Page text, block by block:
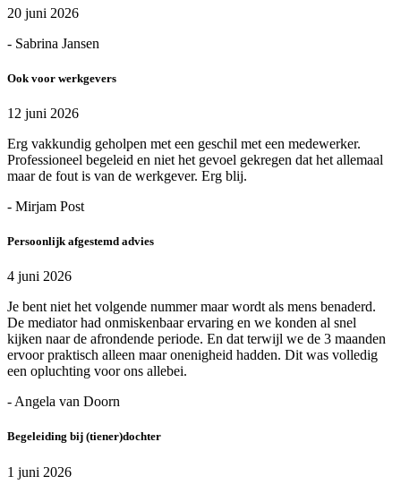
20 juni 2026
- Sabrina Jansen
Ook voor werkgevers
12 juni 2026
Erg vakkundig geholpen met een geschil met een medewerker.
Professioneel begeleid en niet het gevoel gekregen dat het allemaal
maar de fout is van de werkgever. Erg blij.
- Mirjam Post
Persoonlijk afgestemd advies
4 juni 2026
Je bent niet het volgende nummer maar wordt als mens benaderd.
De mediator had onmiskenbaar ervaring en we konden al snel
kijken naar de afrondende periode. En dat terwijl we de 3 maanden
ervoor praktisch alleen maar onenigheid hadden. Dit was volledig
een opluchting voor ons allebei.
- Angela van Doorn
Begeleiding bij (tiener)dochter
1 juni 2026